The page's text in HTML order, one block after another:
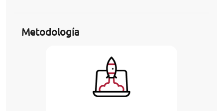
Metodología